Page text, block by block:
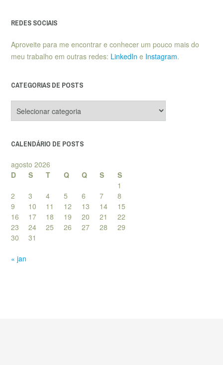
REDES SOCIAIS
Aproveite para me encontrar e conhecer um pouco mais do
meu trabalho em outras redes: LinkedIn e Instagram.
CATEGORIAS DE POSTS
de
CALENDÁRIO DE POSTS
agosto 2026
D
S T Q Q S
S
1
2
3 4 5 6 7
8
9
10 11 12 13 14
15
16
17 18 19 20 21
22
23
24 25 26 27 28
29
30
31
« jan